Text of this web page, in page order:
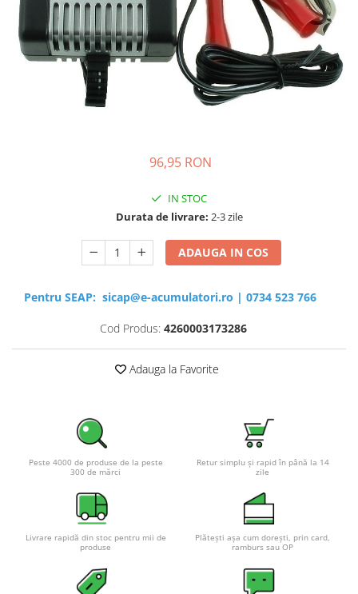
Sisteme de management (BMS)
Redresoare, incarcatoare si testere
Redresoare auto, moto, barci si
96,95 RON
IN STOC
Durata de livrare: 2-3 zile
ADAUGA IN COS
Pentru SEAP: sicap@e-acumulatori.ro | 0734 523 766
Cod Produs: 4260003173286
Adauga la Favorite
Peste 4000 de produse de la peste
300 de mărci
Retur simplu și rapid în până la 14
zile
Livrare rapidă din stoc pentru mii de
produse
Plătești așa cum dorești, prin card,
ramburs sau OP